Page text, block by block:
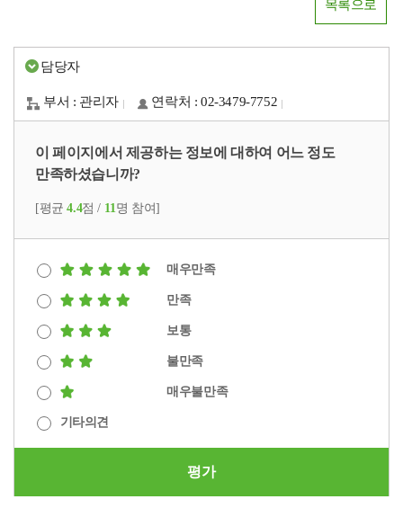
목록으로
담당자
부서 : 관리자 연락처 : 02-3479-7752
이 페이지에서 제공하는 정보에 대하여 어느 정도
만족하셨습니까?
[평균4.4점 / 11명 참여]
매우만족
만족
보통
불만족
매우불만족
기타의견
평가